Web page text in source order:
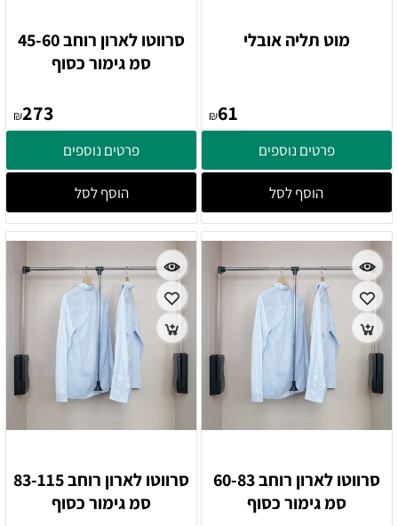
מוט תליה אובלי
₪61
פרטים נוספים
הוסף לסל
סרווטו לארון רוחב 45-60
סמ גימור כסוף
₪273
פרטים נוספים
הוסף לסל
סרווטו לארון רוחב 60-83
סמ גימור כסוף
סרווטו לארון רוחב 83-115
סמ גימור כסוף